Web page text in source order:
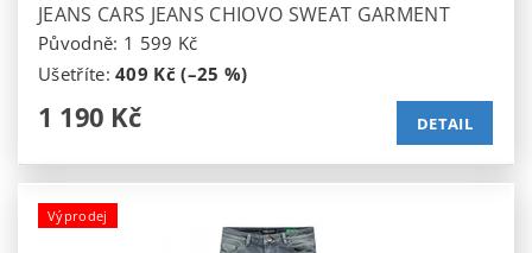
JEANS CARS JEANS CHIOVO SWEAT GARMENT
Původně: 1 599 Kč
Ušetříte:409 Kč (–25 %)
1 190 Kč DETAIL
Výprodej